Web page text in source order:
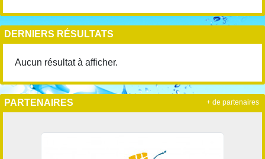
DERNIERS RÉSULTATS
Aucun résultat à afficher.
PARTENAIRES + de partenaires